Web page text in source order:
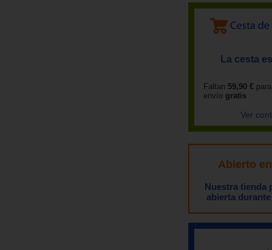
La cesta
Faltan 59,90 €
envío gratis
Ver
Abierto
Nuestra tienda
abierta